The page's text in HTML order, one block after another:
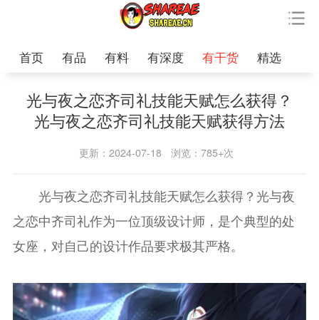
首页 有品 有料 有深度 有干货 精选
光与夜之恋齐司礼技能天赋怎么获得？
光与夜之恋齐司礼技能天赋获得方法
更新：2024-07-18 浏览：785+次
光与夜之恋齐司礼技能天赋怎么获得？光与夜
之恋中齐司礼作为一位顶级设计师，是个典型的处
女座，对自己的设计作品要求极其严格。